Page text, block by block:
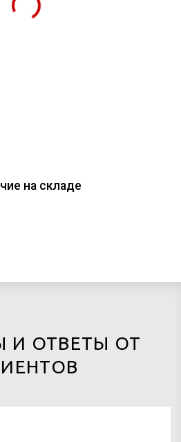
на складе
И ОТВЕТЫ ОТ